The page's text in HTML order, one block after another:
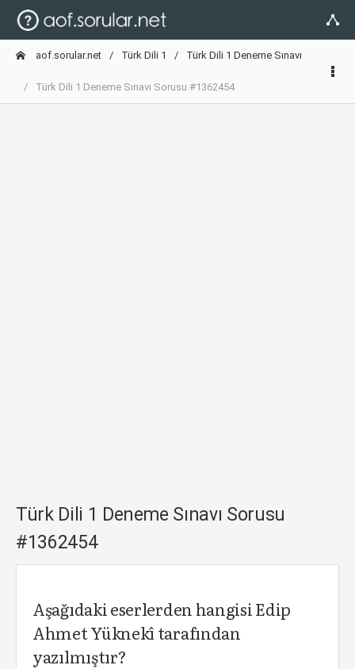
aof.sorular.net Türk Dili 1 Türk Dili 1 Deneme Sınavı
Türk Dili 1 Deneme Sınavı Sorusu #1362454
Türk Dili 1 Deneme Sınavı Sorusu
#1362454
Aşağıdaki eserlerden hangisi Edip
Ahmet Yüknekî tarafından
yazılmıştır?